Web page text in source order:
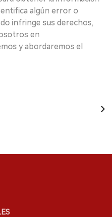
algún error o
infringe sus derechos,
en
y abordaremos el